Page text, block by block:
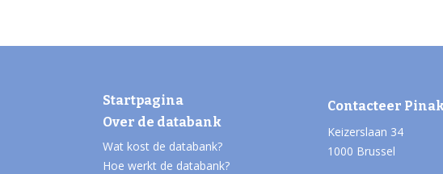
Startpagina
Over de databank
Wat kost de databank?
Hoe werkt de databank?
Contacteer
Keizerslaan 34
1000 Brussel